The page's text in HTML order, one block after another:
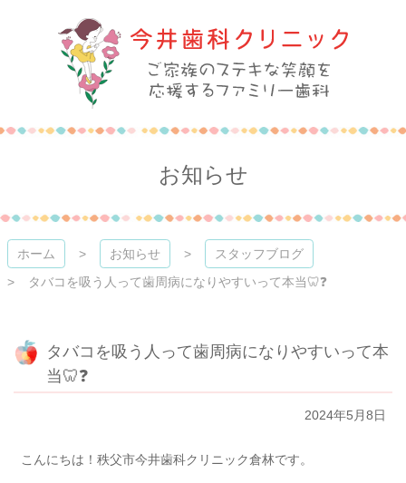
プ
今井歯科クリニック
お知らせ
ホーム お知らせ
スタッフブログ
タバコを吸う人って歯周病になりやすいって本当🦷❓
タバコを吸う人って歯周病になりやすいって本
当🦷❓
2024年5月8日
こんにちは！秩父市今井歯科クリニック倉林です。